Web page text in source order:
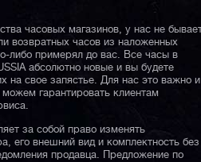
часовых магазинов, у нас не
возвратных часов из наложенных
либо примерял до вас. Все часы в
абсолютно новые и вы будете
на свое запястье. Для нас это важно и
гарантировать клиентам
за собой право изменять
его внешний вид и комплектность без
продавца. Предложение по